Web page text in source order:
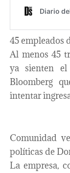
45 empleados
Al menos 45
ya sienten
Bloomberg
intentar
Comunidad
políticas de
La empresa,